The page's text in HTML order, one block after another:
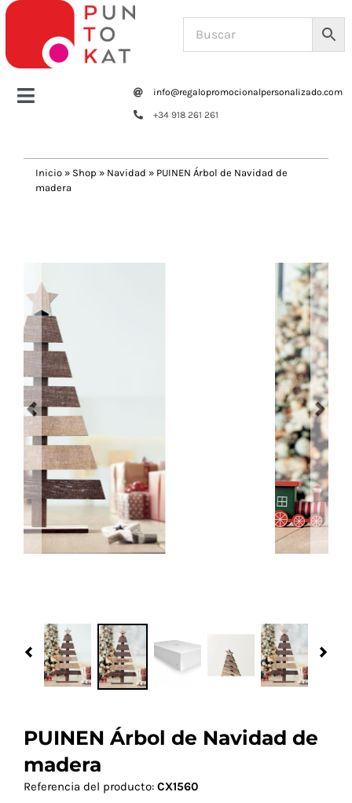
Saltar
contenido
Toggle
Tazas y botellas
Oficina
Escritura
Navidad 🎄 Invierno
Tecnología
Más Regalos
Fabricación
info@regalopromocionalpersonalizado.com
+34 918 261 261
Inicio » Shop » Navidad » PUINEN Árbol de Navidad de
madera
Previous
PUINEN Árbol de Navidad de
madera
Referencia del producto: CX1560